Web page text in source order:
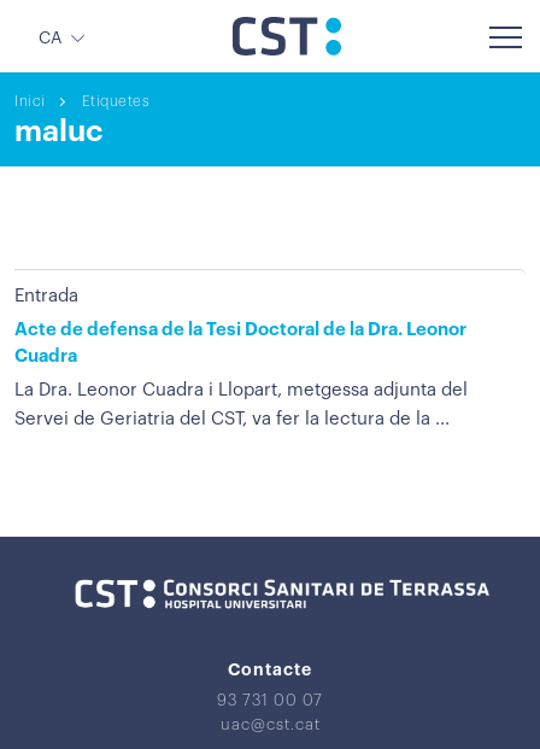
CA
Inici Etiquetes
maluc
Entrada
Acte de defensa de la Tesi Doctoral de la Dra. Leonor
Cuadra
La Dra. Leonor Cuadra i Llopart, metgessa adjunta del
Servei de Geriatria del CST, va fer la lectura de la ...
Contacte
93 731 00 07
uac@cst.cat